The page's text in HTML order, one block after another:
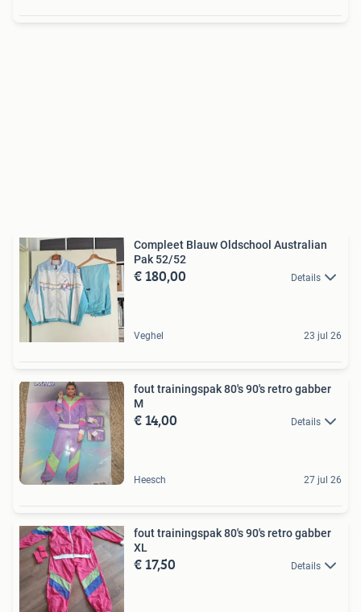
Compleet Blauw Oldschool Australian
Pak 52/52
€ 180,00 Details
Veghel 23 jul 26
fout trainingspak 80's 90's retro gabber
M
€ 14,00 Details
Heesch 27 jul 26
fout trainingspak 80's 90's retro gabber
XL
€ 17,50 Details